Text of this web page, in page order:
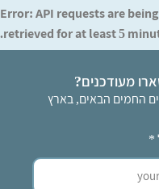
Error: API requests are
retrieved for at least 5
מעודכנים?
החמים הבאים, בארץ
*